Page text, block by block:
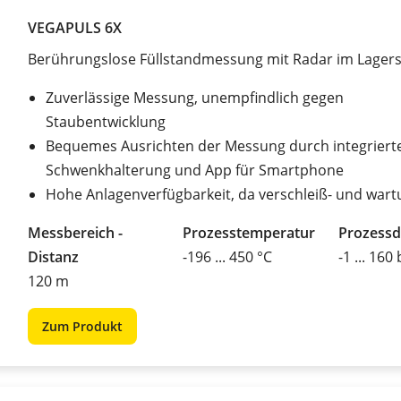
VEGAPULS 6X
Berührungslose Füllstandmessung mit Radar im
Zuverlässige Messung, unempfindlich gegen
Staubentwicklung
Bequemes Ausrichten der Messung durch
Schwenkhalterung und App für Smartphone
Hohe Anlagenverfügbarkeit, da verschleiß- und
Messbereich -
Distanz
120 m
Prozesstemperatur
-196 ... 450 °C
-1 ... 160
Zum Produkt